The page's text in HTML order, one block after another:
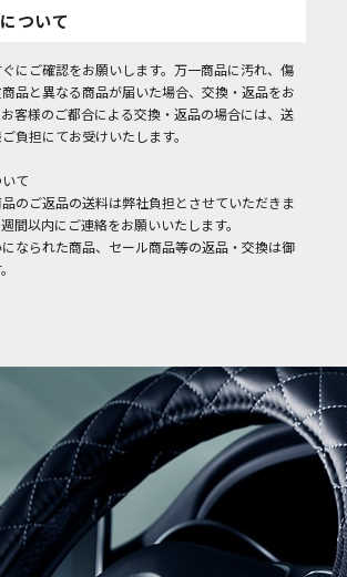
ついて
にご確認をお願いします。万一商品に汚れ、傷
品と異なる商品が届いた場合、交換・返品をお
客様のご都合による交換・返品の場合には、送
負担にてお受けいたします。
て
のご返品の送料は弊社負担とさせていただきま
間以内にご連絡をお願いいたします。
なられた商品、セール商品等の返品・交換は御